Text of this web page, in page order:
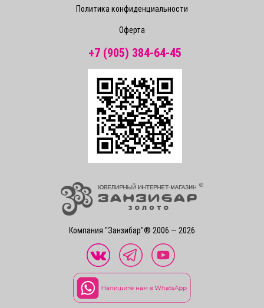
Компания "Занзибар"® 2006 — 2026
Политика конфиденциальности
Оферта
+7 (905) 384-64-45